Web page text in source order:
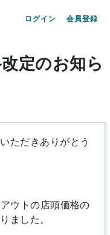
ログイン 会員登録
定のお知ら
ただきありがとう
ウトの店頭価格の
ました。